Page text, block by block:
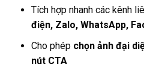
Tích hợp nhanh các kênh
điện, Zalo, WhatsApp,
Cho phép chọn ảnh đại
nút CTA